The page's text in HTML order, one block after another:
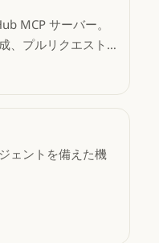
MCP サーバー。
、プルリクエスト
ポジトリの検索、
ェントを備えた機